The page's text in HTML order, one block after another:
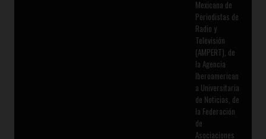
Mexicana de
Periodistas de
Radio y
Televisión
(AMPERT), de
la Agencia
Iberoamerican
a Universitaria
de Noticias, de
la Federación
de
Asociaciones